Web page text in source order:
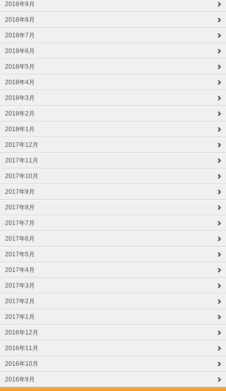
2018年9月
2018年8月
2018年7月
2018年6月
2018年5月
2018年4月
2018年3月
2018年2月
2018年1月
2017年12月
2017年11月
2017年10月
2017年9月
2017年8月
2017年7月
2017年6月
2017年5月
2017年4月
2017年3月
2017年2月
2017年1月
2016年12月
2016年11月
2016年10月
2016年9月